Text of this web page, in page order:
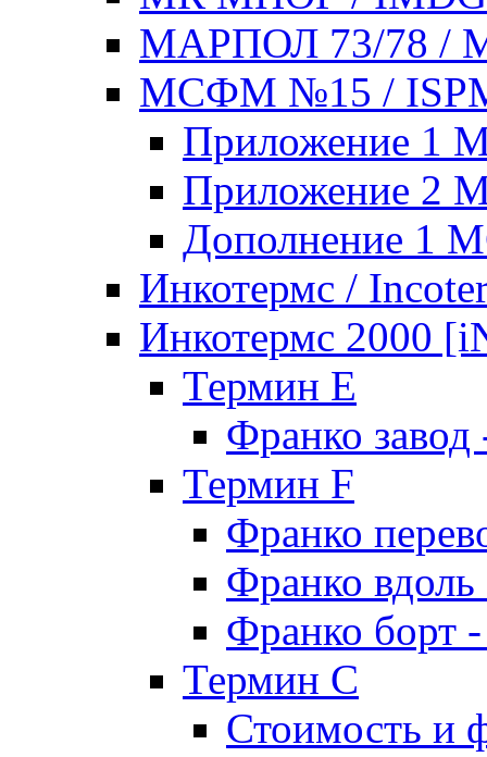
МАРПОЛ 73/78 /
МСФМ №15 /
Приложение 1
Приложение 2
Дополнение 1
Инкотермс /
Инкотермс 2000
Термин E
Франко
Термин F
Франко
Франко вдоль
Франко борт
Термин С
Стоимость и